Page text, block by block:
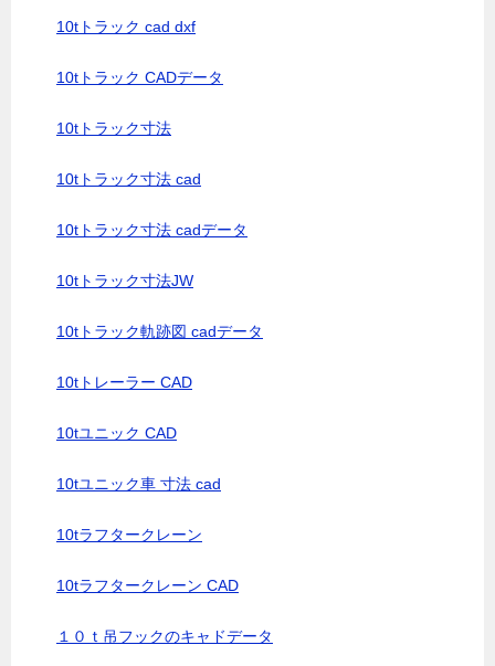
10tトラック cad dxf
10tトラック CADデータ
10tトラック寸法
10tトラック寸法 cad
10tトラック寸法 cadデータ
10tトラック寸法JW
10tトラック軌跡図 cadデータ
10tトレーラー CAD
10tユニック CAD
10tユニック車 寸法 cad
10tラフタークレーン
10tラフタークレーン CAD
１０ｔ吊フックのキャドデータ